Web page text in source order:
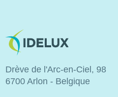
Image
Drève de l'Arc-en-Ciel, 98
6700 Arlon - Belgique